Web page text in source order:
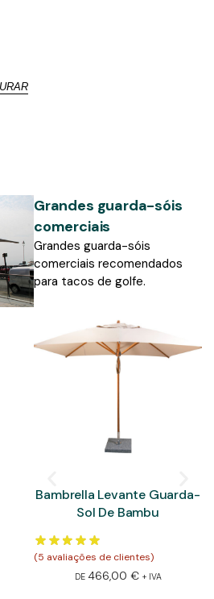
Grandes guarda-sóis
comerciais
Grandes guarda-sóis
comerciais recomendados
para tacos de golfe.
Bambrella Levante Guarda-
Sol De Bambu
(5 avaliações de clientes)
DE 466,00 € + IVA